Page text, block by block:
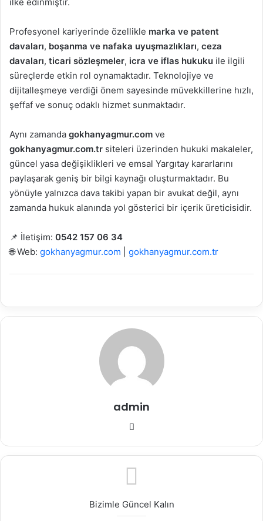
Profesyonel kariyerinde özellikle marka ve patent
davaları, boşanma ve nafaka uyuşmazlıkları, ceza
davaları, ticari sözleşmeler, icra ve iflas hukuku ile ilgili
süreçlerde etkin rol oynamaktadır. Teknolojiye ve
dijitalleşmeye verdiği önem sayesinde müvekkillerine hızlı,
şeffaf ve sonuç odaklı hizmet sunmaktadır.
Aynı zamanda gokhanyagmur.com ve
gokhanyagmur.com.tr siteleri üzerinden hukuki makaleler,
güncel yasa değişiklikleri ve emsal Yargıtay kararlarını
paylaşarak geniş bir bilgi kaynağı oluşturmaktadır. Bu
yönüyle yalnızca dava takibi yapan bir avukat değil, aynı
zamanda hukuk alanında yol gösterici bir içerik üreticisidir.
📌 İletişim: 0542 157 06 34
🌐 Web: gokhanyagmur.com gokhanyagmur.com.tr
admin
Bizimle Güncel Kalın